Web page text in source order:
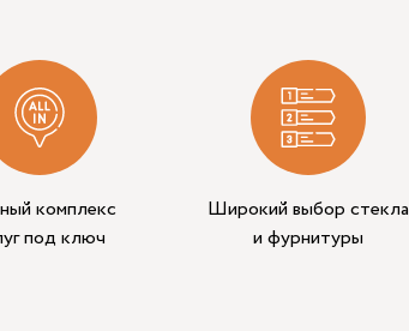
комплекс
под ключ
Широкий выбор стекла
и фурнитуры